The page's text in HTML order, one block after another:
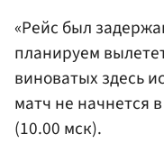
«Рейс был
планируем
виноватых здесь
матч не начнется
(10.00 мск).